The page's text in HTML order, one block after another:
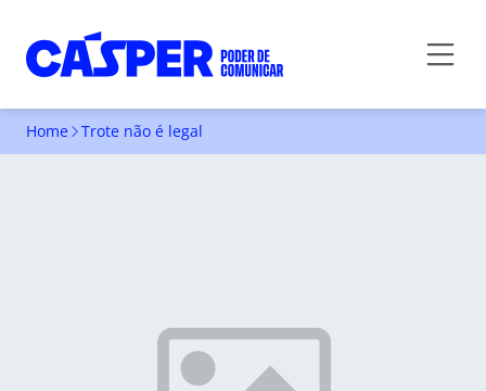
Home Trote não é legal